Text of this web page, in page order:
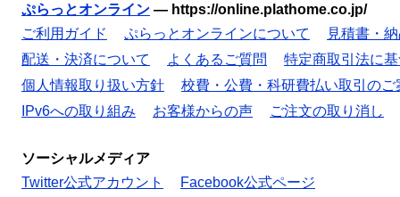
ぷらっとオンライン — https://online.plathome.co.jp/
ご利用ガイド
ぷらっとオンラインについて
見積書・
配送・決済について
よくあるご質問
特定商取引法に
個人情報取り扱い方針
校費・公費・科研費払い取引のご
IPv6への取り組み
お客様からの声 ご注文の取り消し
ソーシャルメディア
Twitter公式アカウント
Facebook公式ページ